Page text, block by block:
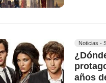
Noticias -
años